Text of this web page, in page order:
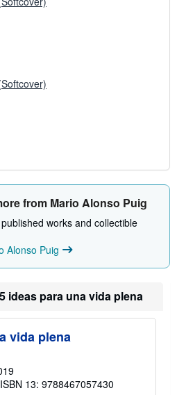
from Mario Alonso Puig
works and collectible
Alonso Puig
ideas para una vida plena
vida plena
ISBN 13: 9788467057430